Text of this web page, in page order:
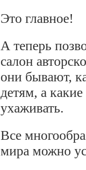
Это главное!
А теперь
салон
они бывают,
детям, а
ухаживать.
Все
мира можно